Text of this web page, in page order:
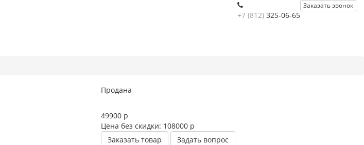
Заказать звонок
+7 (812) 325-06-65
Продана
49900 р
Цена без скидки: 108000 р
Заказать товар
Задать вопрос